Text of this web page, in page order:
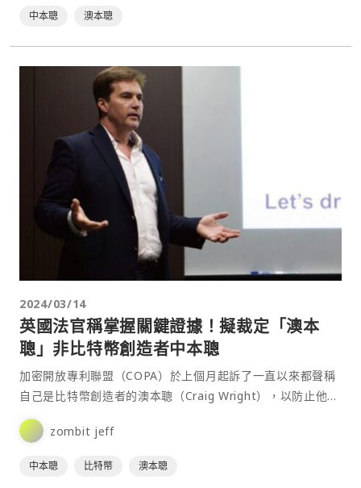
中本聰 澳本聰
2024/03/14
英國法官稱掌握關鍵證據！擬裁定「澳本
聰」非比特幣創造者中本聰
加密開放專利聯盟（COPA）於上個月起訴了一直以來都聲稱
自己是比特幣創造者的澳本聰（Craig Wright），以防止他起
訴其他開發者或聲稱對相關技術擁有智慧財產權。⋯
zombit jeff
中本聰 比特幣 澳本聰